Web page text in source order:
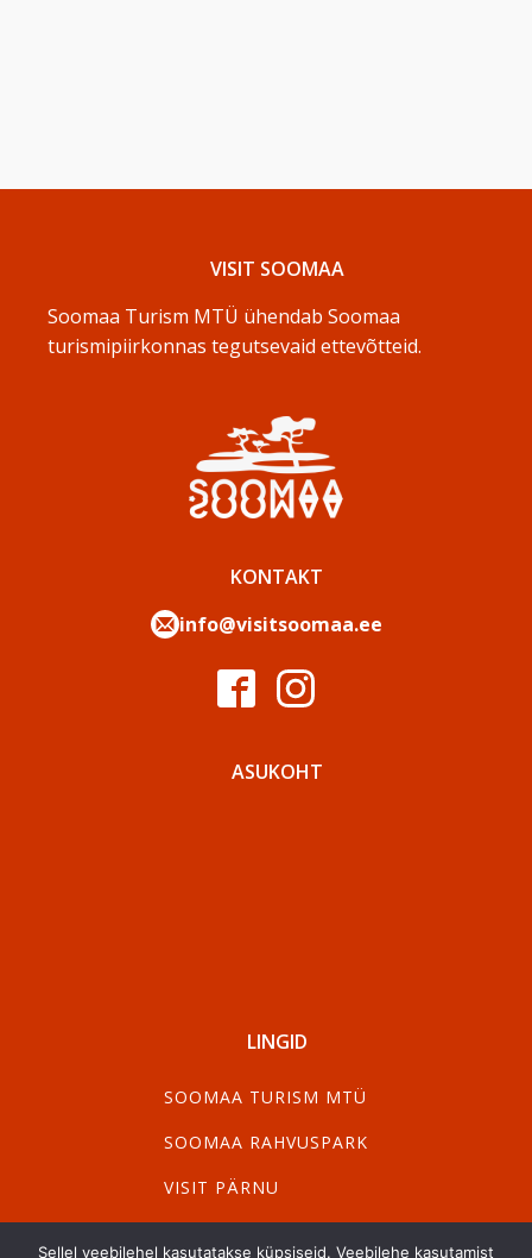
VISIT SOOMAA
Soomaa Turism MTÜ ühendab Soomaa
turismipiirkonnas tegutsevaid ettevõtteid.
KONTAKT
info@visitsoomaa.ee
ASUKOHT
LINGID
SOOMAA TURISM MTÜ
SOOMAA RAHVUSPARK
VISIT PÄRNU
Sellel veebilehel kasutatakse küpsiseid. Veebilehe kasutamist